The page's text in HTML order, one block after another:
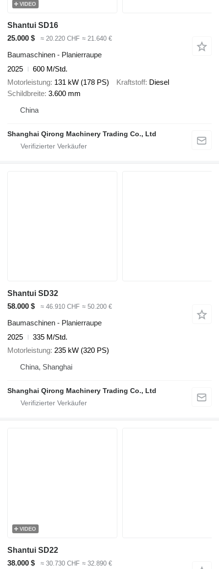
VIDEO
Shantui SD16
25.000 $
≈ 20.220 CHF ≈ 21.640 €
Baumaschinen - Planierraupe
2025
600 M/Std.
Motorleistung 131 kW (178 PS) Kraftstoff Diesel
Schildbreite 3.600 mm
China
Shanghai Qirong Machinery Trading Co., Ltd
Shantui SD32
58.000 $
≈ 46.910 CHF ≈ 50.200 €
Baumaschinen - Planierraupe
2025
335 M/Std.
Motorleistung 235 kW (320 PS)
China, Shanghai
Shanghai Qirong Machinery Trading Co., Ltd
VIDEO
Shantui SD22
38.000 $
≈ 30.730 CHF ≈ 32.890 €